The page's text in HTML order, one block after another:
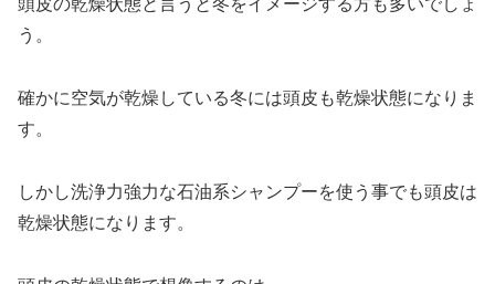
頭皮の乾燥状態と言うと冬をイメージする方も多いでしょ
う。
確かに空気が乾燥している冬には頭皮も乾燥状態になりま
す。
しかし洗浄力強力な石油系シャンプーを使う事でも頭皮は
乾燥状態になります。